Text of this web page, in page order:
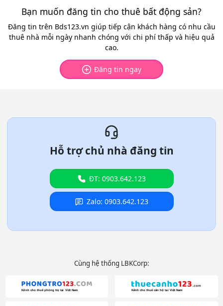
Bạn muốn đăng tin cho thuê bất động sản?
Đăng tin trên Bds123.vn giúp tiếp cận khách hàng có nhu cầu
thuê nhà mỗi ngày nhanh chóng với chi phí thấp và hiệu quả
cao.
Đăng tin ngay
Hỗ trợ chủ nhà đăng tin
ĐT: 0903.642.123
Zalo: 0903.642.123
Cùng hệ thống LBKCorp: